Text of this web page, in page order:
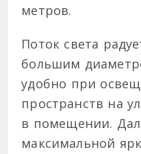
метров.
Поток света
большим
удобно при
пространств на
в помещении.
максимальной